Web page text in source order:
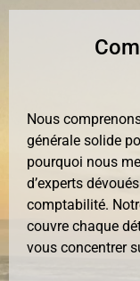
Nous
générale solide
pourquoi nous
d’experts
comptabilité.
couvre chaque
vous concentrer